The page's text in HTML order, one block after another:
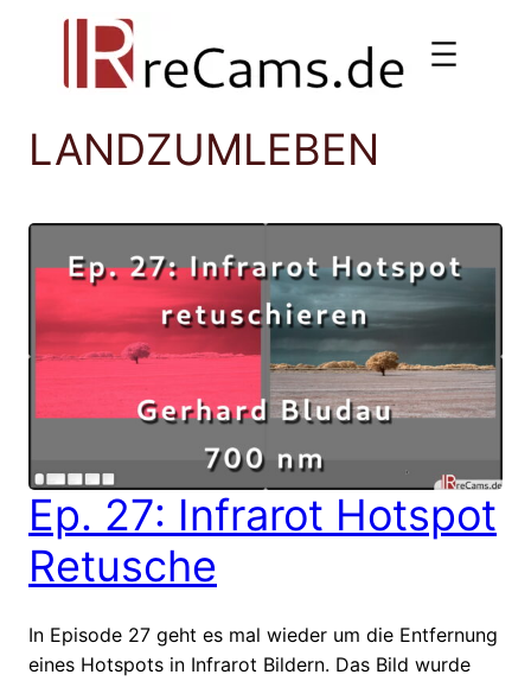
LANDZUMLEBEN
Ep. 27: Infrarot Hotspot
Retusche
In Episode 27 geht es mal wieder um die Entfernung
eines Hotspots in Infrarot Bildern. Das Bild wurde